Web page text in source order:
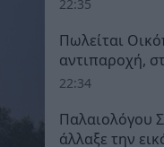
22:35
Πωλείται
αντιπαροχή,
22:34
Παλαιολόγου
άλλαξε την